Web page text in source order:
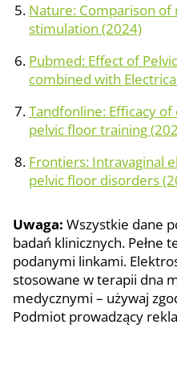
Nature: Comparison
stimulation (2024)
Pubmed: Effect of
combined with
Tandfonline: Efficacy
pelvic floor training
Frontiers: Intravaginal
pelvic floor disorders
Uwaga: Wszystkie dane
badań klinicznych. Pełne
podanymi linkami.
stosowane w terapii dna
medycznymi – używaj
Podmiot prowadzący